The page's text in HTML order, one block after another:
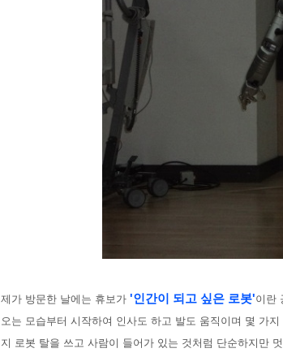
제가 방문한 날에는 휴보가 '인간이 되고 싶은 로봇'이란
오는 모습부터 시작하여 인사도 하고 발도 움직이며 몇 가
지 로봇 탈을 쓰고 사람이 들어가 있는 것처럼 단순하지만